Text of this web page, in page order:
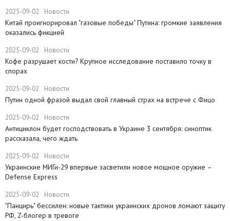
2025-09-02 Новости
Китай проигнорировал "газовые победы" Путина: громкие заявления
оказались фикцией
2025-09-02 Новости
Кофе разрушает кости? Крупное исследование поставило точку в
спорах
2025-09-02 Новости
Путин одной фразой выдал свой главный страх на встрече с Фицо
2025-09-02 Новости
​Антициклон будет господствовать в Украине 3 сентября: синоптик
рассказала, чего ждать
2025-09-02 Новости
Украинские МИГи-29 впервые засветили новое мощное оружие –
Defense Express
2025-09-02 Новости
"Панцирь" бессилен: новые тактики украинских дронов ломают защиту
РФ, Z-блогер в тревоге